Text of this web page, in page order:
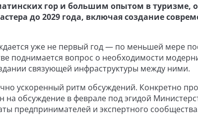
гор и большим опытом в туризме,
до 2029 года, включая создание
уже не первый год — по меньшей мере
поднимается вопрос о необходимости
связующей инфраструктуры между ними.
ускоренный ритм обсуждений. Конкретно
на обсуждение в феврале под эгидой
предпринимателей и экспертного